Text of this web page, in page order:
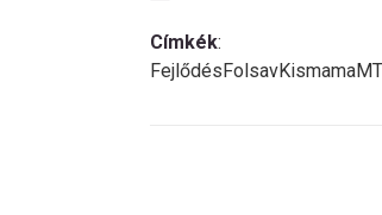
Címkék:
FejlődésFolsavKismama